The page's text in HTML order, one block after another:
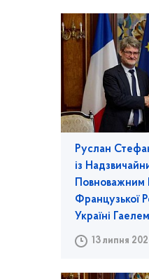
Руслан
із
Французької
Україні
13 липня